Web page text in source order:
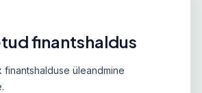
finantshaldus
finantshalduse üleandmine